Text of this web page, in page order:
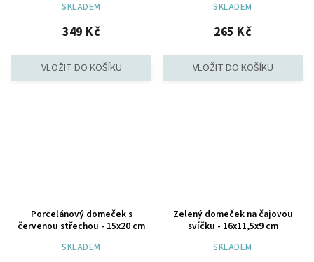
SKLADEM
349 Kč
SKLADEM
265 Kč
Porcelánový domeček s
červenou střechou - 15x20 cm
SKLADEM
Zelený domeček na čajovou
svíčku - 16x11,5x9 cm
SKLADEM